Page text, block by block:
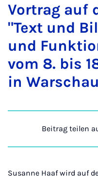
Vor­trag auf
"Text und
und
vom 8. bis
in War­schau
Beitrag teilen
Susanne Haaf wird auf